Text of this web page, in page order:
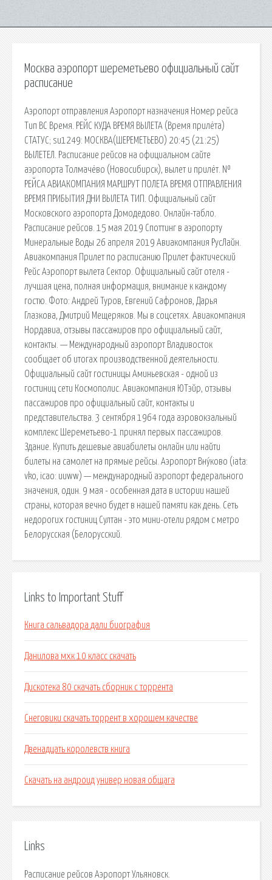
Москва аэропорт шереметьево официальный сайт
расписание
Аэропорт отправления Аэропорт назначения Номер рейса
Тип ВС Время. РЕЙС КУДА ВРЕМЯ ВЫЛЕТА (Время прилёта)
СТАТУС; su1249: МОСКВА(ШЕРЕМЕТЬЕВО) 20:45 (21:25)
ВЫЛЕТЕЛ. Расписание рейсов на официальном сайте
аэропорта Толмачёво (Новосибирск), вылет и прилёт. №
РЕЙСА АВИАКОМПАНИЯ МАРШРУТ ПОЛЕТА ВРЕМЯ ОТПРАВЛЕНИЯ
ВРЕМЯ ПРИБЫТИЯ ДНИ ВЫЛЕТА ТИП. Официальный сайт
Московского аэропорта Домодедово. Онлайн-табло.
Расписание рейсов. 15 мая 2019 Споттинг в аэропорту
Минеральные Воды 26 апреля 2019 Авиакомпания РусЛайн.
Авиакомпания Прилет по расписанию Прилет фактический
Рейс Аэропорт вылета Сектор. Официальный сайт отеля -
лучшая цена, полная информация, внимание к каждому
гостю. Фото: Андрей Туров, Евгений Сафронов, Дарья
Глазкова, Дмитрий Мещеряков. Мы в соцсетях. Авиакомпания
Нордавиа, отзывы пассажиров про официальный сайт,
контакты. — Международный аэропорт Владивосток
сообщает об итогах производственной деятельности.
Официальный сайт гостиницы Аминьевская - одной из
гостиниц сети Космополис. Авиакомпания ЮТэйр, отзывы
пассажиров про официальный сайт, контакты и
представительства. 3 сентября 1964 года аэровокзальный
комплекс Шереметьево-1 принял первых пассажиров.
Здание. Купить дешевые авиабилеты онлайн или найти
билеты на самолет на прямые рейсы. Аэропорт Вну́ково (iata:
vko, icao: uuww) — международный аэропорт федерального
значения, один. 9 мая - особенная дата в истории нашей
страны, которая вечно будет в нашей памяти как день. Сеть
недорогих гостиниц Султан - это мини-отели рядом с метро
Белорусская (Белорусский.
Links to Important Stuff
Книга сальвадора дали биография
Данилова мхк 10 класс скачать
Дискотека 80 скачать сборник с торрента
Снеговики скачать торрент в хорошем качестве
Двенадцать королевств книга
Скачать на андроид универ новая общага
Links
Расписание рейсов Аэропорт Ульяновск.